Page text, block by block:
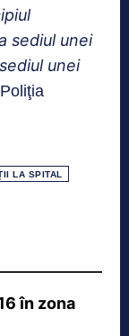
sediul unei
unei
LA SPITAL
în zona